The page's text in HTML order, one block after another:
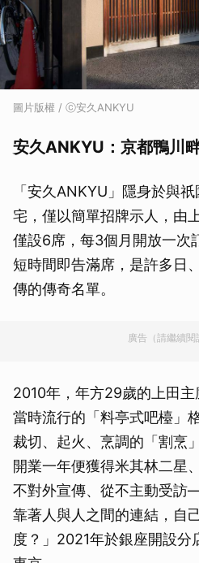
圖片版權 / ⓒ安久ANKYU
安久ANKYU：京都鴨川
「安久ANKYU」隱身於與
宅，僅以簡單招牌示人，由
僅設6席，每3個月開放一次
短時間即告滿席，是許多日
傳的傳奇名單。
廣告（請繼續閱
2010年，年方29歲的上田
當時流行的「料亭式吧檯」
裁切、起火、烹調的「割烹
開業一年便獲得米其林二星
不對外宣傳、從不主動受
靠著人與人之間的連結，自
度？」2021年於銀座開設分